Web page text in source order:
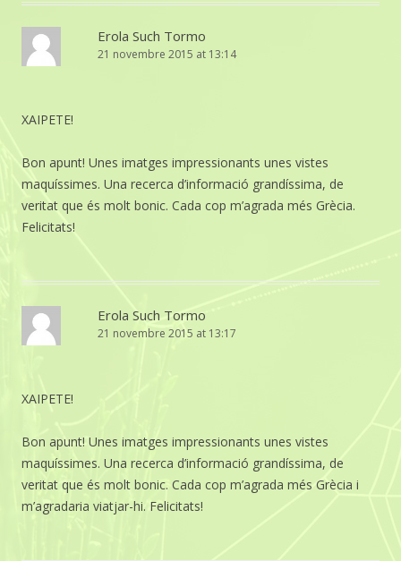
Erola Such Tormo
21 novembre 2015 at 13:14
XAIPETE!
Bon apunt! Unes imatges impressionants unes vistes
maquíssimes. Una recerca d’informació grandíssima, de
veritat que és molt bonic. Cada cop m’agrada més Grècia.
Felicitats!
Erola Such Tormo
21 novembre 2015 at 13:17
XAIPETE!
Bon apunt! Unes imatges impressionants unes vistes
maquíssimes. Una recerca d’informació grandíssima, de
veritat que és molt bonic. Cada cop m’agrada més Grècia i
m’agradaria viatjar-hi. Felicitats!